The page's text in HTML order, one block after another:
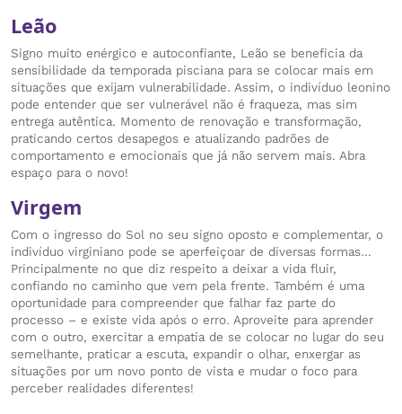
Leão
Signo muito enérgico e autoconfiante, Leão se beneficia da
sensibilidade da temporada pisciana para se colocar mais em
situações que exijam vulnerabilidade. Assim, o indivíduo leonino
pode entender que ser vulnerável não é fraqueza, mas sim
entrega autêntica. Momento de renovação e transformação,
praticando certos desapegos e atualizando padrões de
comportamento e emocionais que já não servem mais. Abra
espaço para o novo!
Virgem
Com o ingresso do Sol no seu signo oposto e complementar, o
indivíduo virginiano pode se aperfeiçoar de diversas formas…
Principalmente no que diz respeito a deixar a vida fluir,
confiando no caminho que vem pela frente. Também é uma
oportunidade para compreender que falhar faz parte do
processo – e existe vida após o erro. Aproveite para aprender
com o outro, exercitar a empatia de se colocar no lugar do seu
semelhante, praticar a escuta, expandir o olhar, enxergar as
situações por um novo ponto de vista e mudar o foco para
perceber realidades diferentes!